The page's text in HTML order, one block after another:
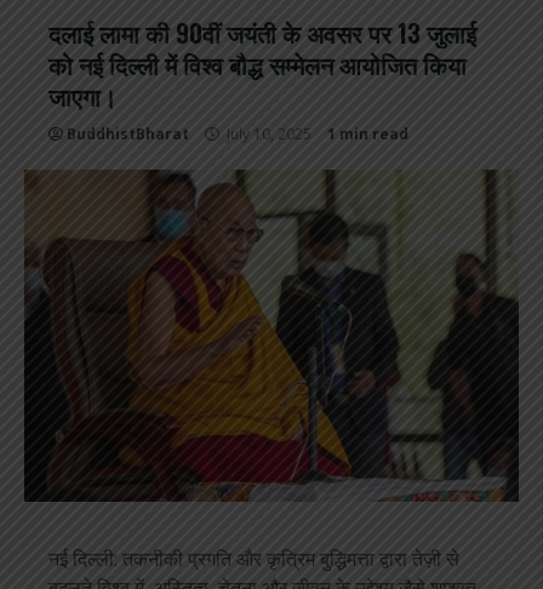
दलाई लामा की 90वीं जयंती के अवसर पर 13 जुलाई
को नई दिल्ली में विश्व बौद्ध सम्मेलन आयोजित किया
जाएगा।
BuddhistBharat July 10, 2025 1 min read
नई दिल्ली: तकनीकी प्रगति और कृत्रिम बुद्धिमत्ता द्वारा तेज़ी से